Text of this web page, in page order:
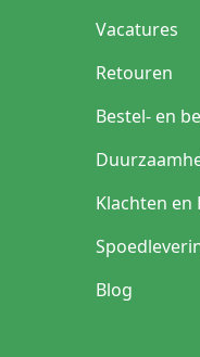
Vacatures
Retouren
Bestel- en
Klachten en
Blog